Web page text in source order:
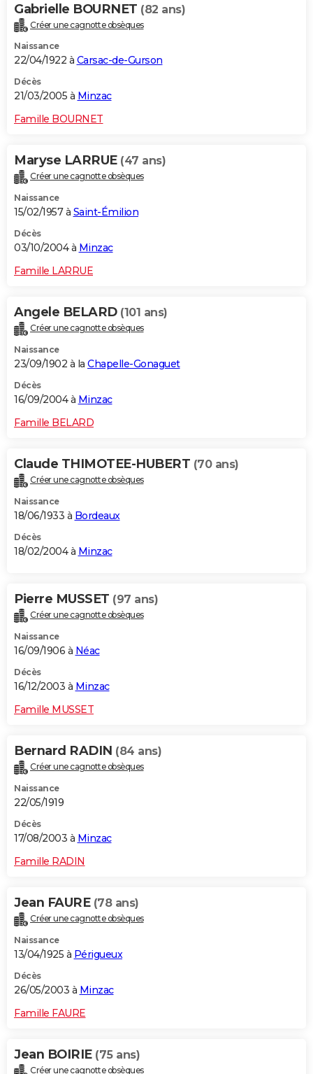
Gabrielle BOURNET (82 ans)
Créer une cagnotte obsèques
Naissance
22/04/1922 à Carsac-de-Gurson
Décès
21/03/2005 à Minzac
Famille BOURNET
Maryse LARRUE (47 ans)
Créer une cagnotte obsèques
Naissance
15/02/1957 à Saint-Émilion
Décès
03/10/2004 à Minzac
Famille LARRUE
Angele BELARD (101 ans)
Créer une cagnotte obsèques
Naissance
23/09/1902 à la Chapelle-Gonaguet
Décès
16/09/2004 à Minzac
Famille BELARD
Claude THIMOTEE-HUBERT (70 ans)
Créer une cagnotte obsèques
Naissance
18/06/1933 à Bordeaux
Décès
18/02/2004 à Minzac
Pierre MUSSET (97 ans)
Créer une cagnotte obsèques
Naissance
16/09/1906 à Néac
Décès
16/12/2003 à Minzac
Famille MUSSET
Bernard RADIN (84 ans)
Créer une cagnotte obsèques
Naissance
22/05/1919
Décès
17/08/2003 à Minzac
Famille RADIN
Jean FAURE (78 ans)
Créer une cagnotte obsèques
Naissance
13/04/1925 à Périgueux
Décès
26/05/2003 à Minzac
Famille FAURE
Jean BOIRIE (75 ans)
Créer une cagnotte obsèques